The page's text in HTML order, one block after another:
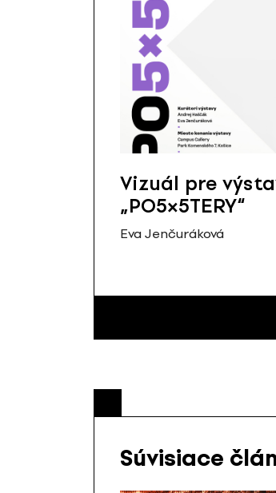
Vizuál pre
„PO5×5TERY“
Eva Jenčuráková
Súvisiace